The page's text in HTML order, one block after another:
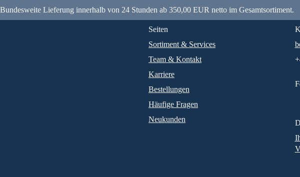
Bundesweite Lieferung innerhalb von 24 Stunden ab 350,00 EUR netto im Gesamtsortiment.
Seiten
Sortiment & Services
Team & Kontakt
Karriere
Bestellungen
Häufige Fragen
Neukunden